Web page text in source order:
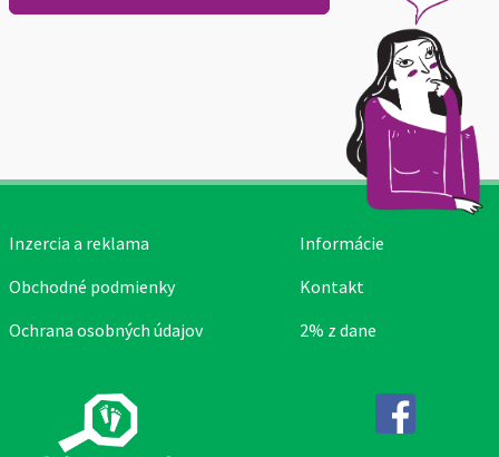
Inzercia a reklama
Obchodné podmienky
Ochrana osobných údajov
Informácie
Kontakt
2% z dane